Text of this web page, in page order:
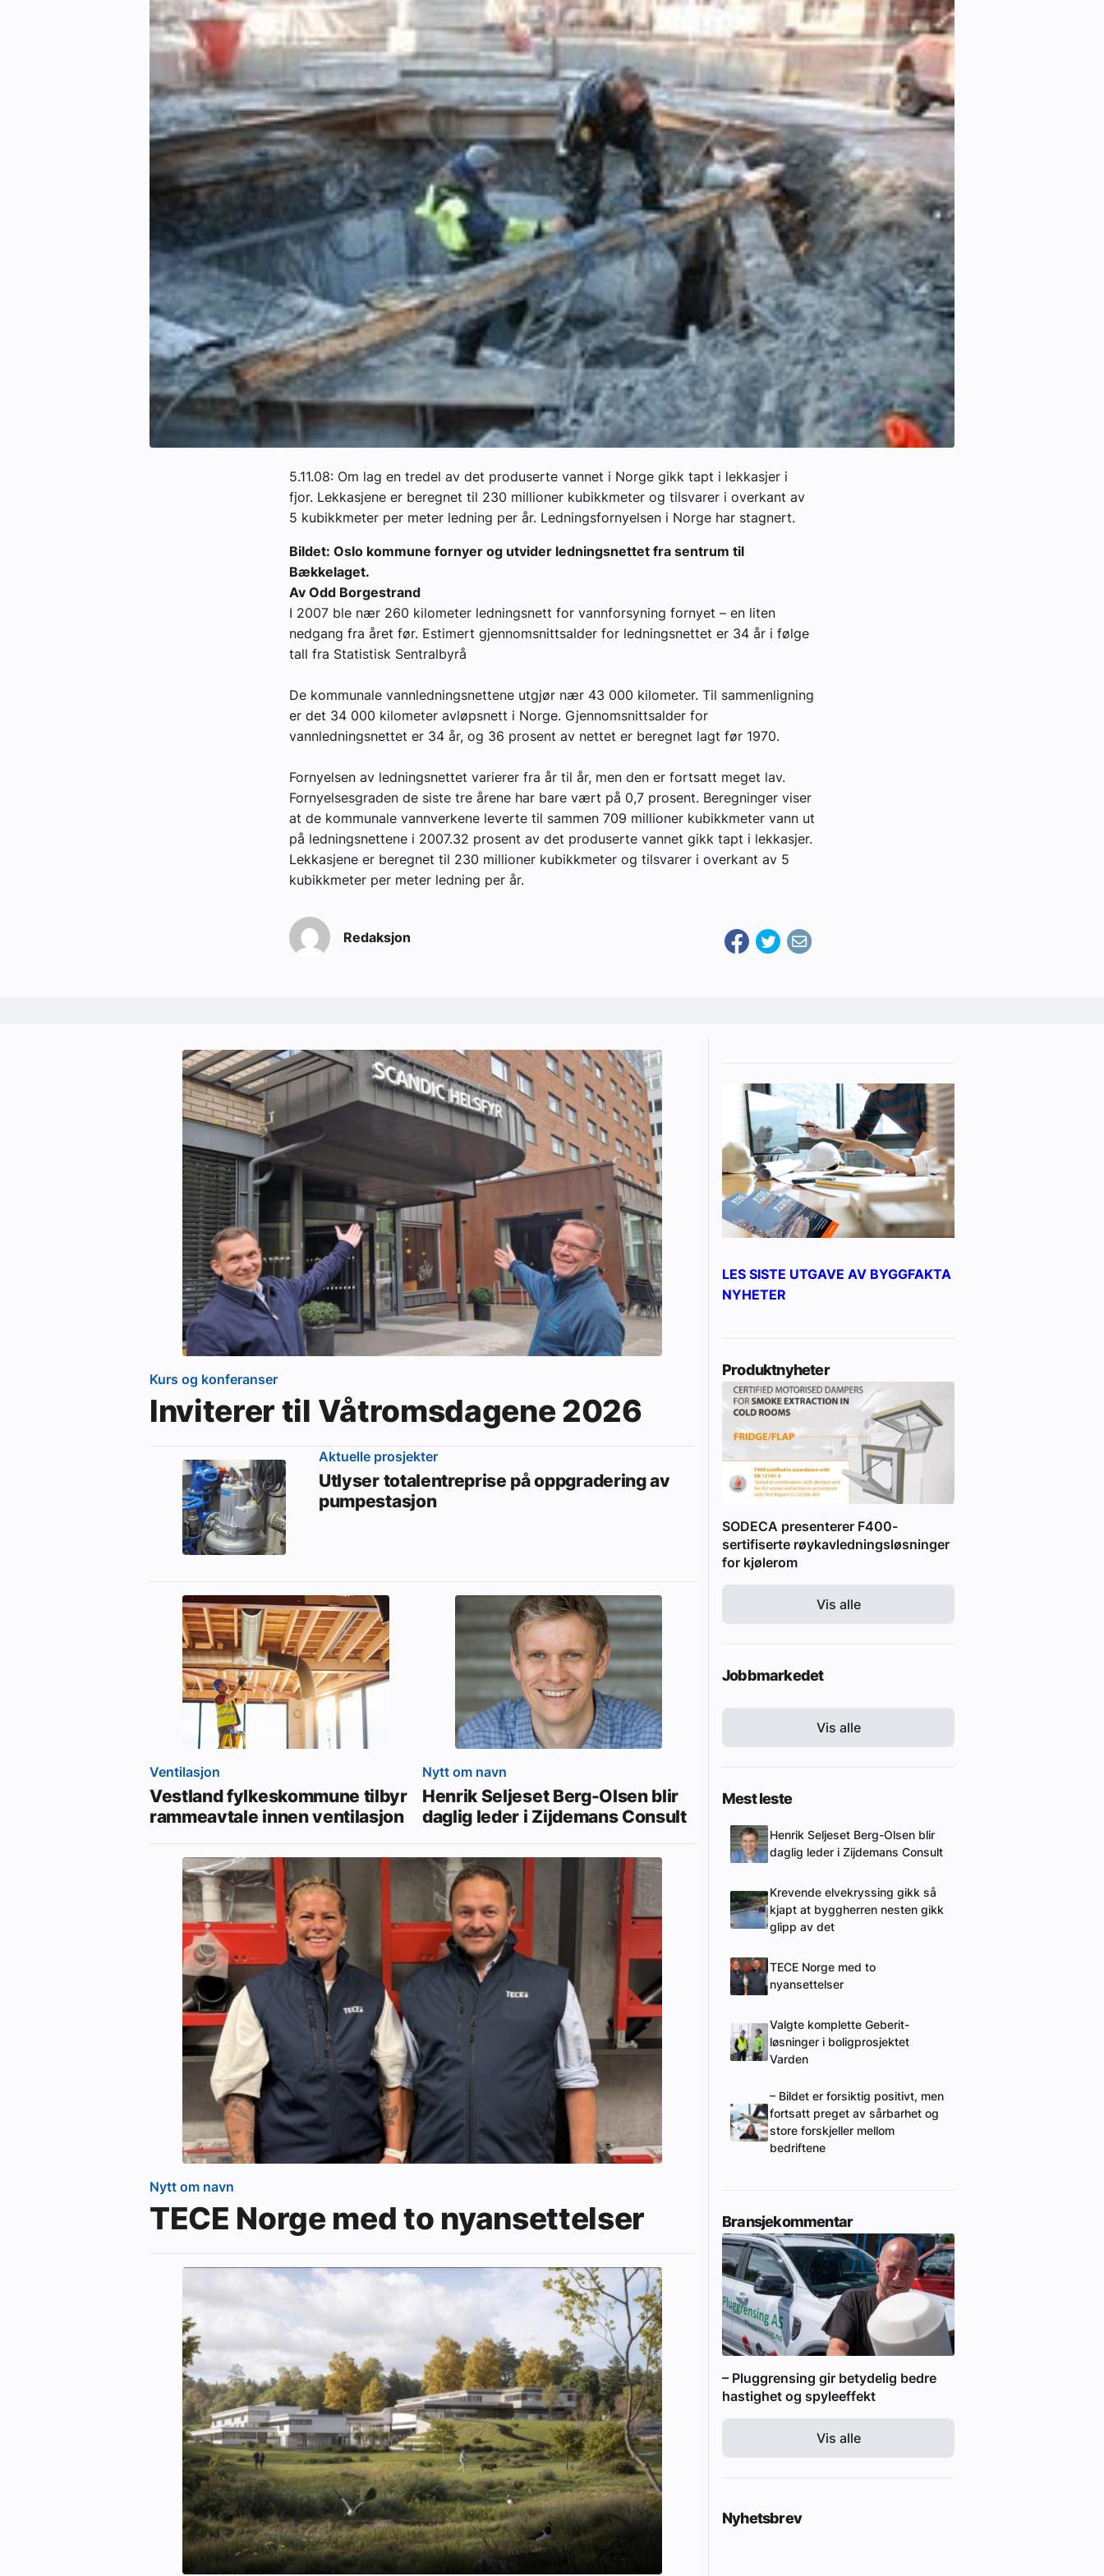
Kontakt oss:
Abonner på fagbladet Byggfakta Nyheter
Annonsere i VVS Aktuelt
Kontakt oss
Tips oss
eBlad
5.11.08: Om lag en tredel av det produserte vannet i Norge gikk tapt i lekkasjer i
fjor. Lekkasjene er beregnet til 230 millioner kubikkmeter og tilsvarer i overkant av
5 kubikkmeter per meter ledning per år. Ledningsfornyelsen i Norge har stagnert.
Bildet: Oslo kommune fornyer og utvider ledningsnettet fra sentrum til
Bækkelaget.
Av Odd Borgestrand
I 2007 ble nær 260 kilometer ledningsnett for vannforsyning fornyet – en liten
nedgang fra året før. Estimert gjennomsnittsalder for ledningsnettet er 34 år i følge
tall fra Statistisk Sentralbyrå
De kommunale vannledningsnettene utgjør nær 43 000 kilometer. Til sammenligning
er det 34 000 kilometer avløpsnett i Norge. Gjennomsnittsalder for
vannledningsnettet er 34 år, og 36 prosent av nettet er beregnet lagt før 1970.
Fornyelsen av ledningsnettet varierer fra år til år, men den er fortsatt meget lav.
Fornyelsesgraden de siste tre årene har bare vært på 0,7 prosent. Beregninger viser
at de kommunale vannverkene leverte til sammen 709 millioner kubikkmeter vann ut
på ledningsnettene i 2007.32 prosent av det produserte vannet gikk tapt i lekkasjer.
Lekkasjene er beregnet til 230 millioner kubikkmeter og tilsvarer i overkant av 5
kubikkmeter per meter ledning per år.
Redaksjon
Kurs og konferanser
Inviterer til Våtromsdagene 2026
Aktuelle prosjekter
Utlyser totalentreprise på oppgradering av
pumpestasjon
Ventilasjon
Vestland fylkeskommune tilbyr
rammeavtale innen ventilasjon
Nytt om navn
Henrik Seljeset Berg-Olsen blir
daglig leder i Zijdemans Consult
Nytt om navn
TECE Norge med to nyansettelser
LES SISTE UTGAVE AV BYGGFAKTA
NYHETER
Produktnyheter
SODECA presenterer F400-
sertifiserte røykavledningsløsninger
for kjølerom
Vis alle
Jobbmarkedet
Vis alle
Mest leste
Henrik Seljeset Berg-Olsen blir
daglig leder i Zijdemans Consult
Krevende elvekryssing gikk så
kjapt at byggherren nesten gikk
glipp av det
TECE Norge med to
nyansettelser
Valgte komplette Geberit-
løsninger i boligprosjektet
Varden
– Bildet er forsiktig positivt, men
fortsatt preget av sårbarhet og
store forskjeller mellom
bedriftene
Bransjekommentar
– Pluggrensing gir betydelig bedre
hastighet og spyleeffekt
Vis alle
Nyhetsbrev